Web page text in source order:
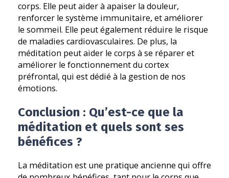
corps. Elle peut aider à apaiser la douleur,
renforcer le système immunitaire, et améliorer
le sommeil. Elle peut également réduire le risque
de maladies cardiovasculaires. De plus, la
méditation peut aider le corps à se réparer et
améliorer le fonctionnement du cortex
préfrontal, qui est dédié à la gestion de nos
émotions.
Conclusion : Qu’est-ce que la
méditation et quels sont ses
bénéfices ?
La méditation est une pratique ancienne qui offre